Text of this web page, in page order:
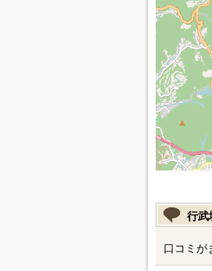
行武
口コミが